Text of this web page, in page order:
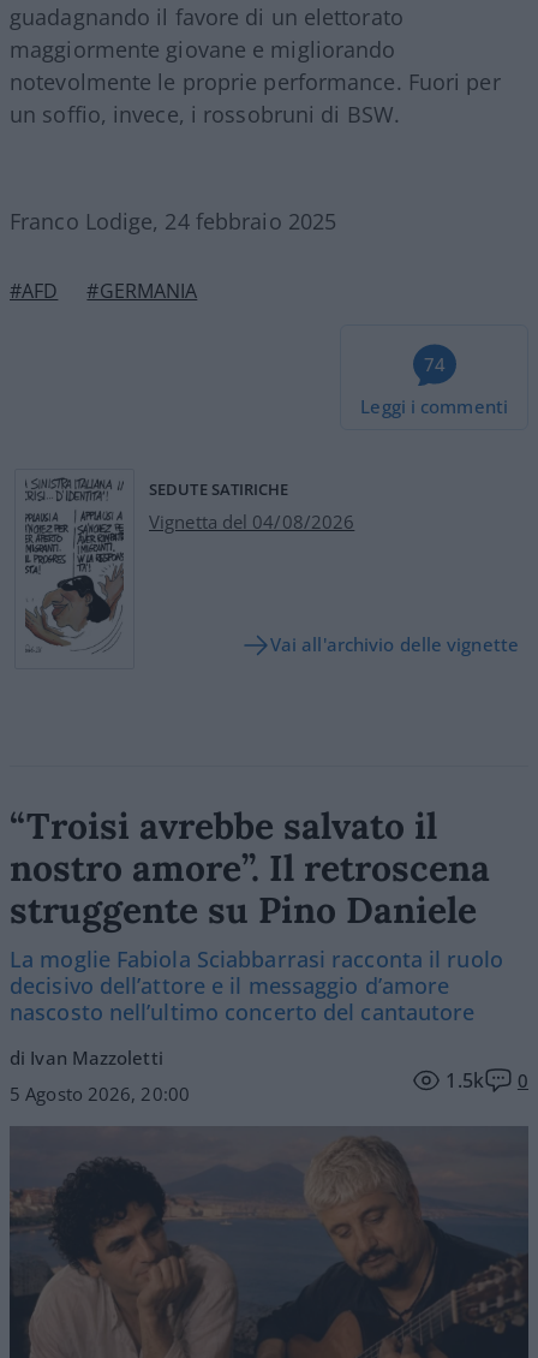
guadagnando il favore di un elettorato
maggiormente giovane e migliorando
notevolmente le proprie performance. Fuori per
un soffio, invece, i rossobruni di BSW.
Franco Lodige, 24 febbraio 2025
#AFD #GERMANIA
74
Leggi i commenti
SEDUTE SATIRICHE
Vignetta del 04/08/2026
Vai all'archivio delle vignette
“Troisi avrebbe salvato il
nostro amore”. Il retroscena
struggente su Pino Daniele
La moglie Fabiola Sciabbarrasi racconta il ruolo
decisivo dell’attore e il messaggio d’amore
nascosto nell’ultimo concerto del cantautore
di Ivan Mazzoletti
5 Agosto 2026, 20:00
1.5k 0